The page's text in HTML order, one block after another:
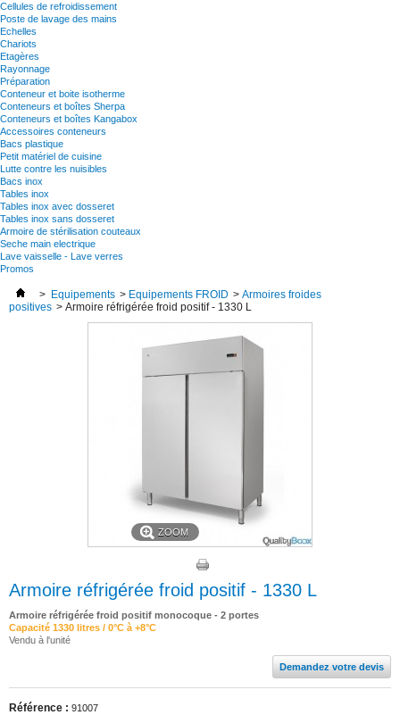
Cellules de refroidissement
Poste de lavage des mains
Echelles
Chariots
Etagères
Rayonnage
Préparation
Conteneur et boite isotherme
Conteneurs et boîtes Sherpa
Conteneurs et boîtes Kangabox
Accessoires conteneurs
Bacs plastique
Petit matériel de cuisine
Lutte contre les nuisibles
Bacs inox
Tables inox
Tables inox avec dosseret
Tables inox sans dosseret
Armoire de stérilisation couteaux
Seche main electrique
Lave vaisselle - Lave verres
Promos
> Equipements > Equipements FROID > Armoires froides
positives > Armoire réfrigérée froid positif - 1330 L
ZOOM
Armoire réfrigérée froid positif - 1330 L
Armoire réfrigérée froid positif monocoque - 2 portes
Capacité 1330 litres / 0°C à +8°C
Vendu à l'unité
Demandez votre devis
Référence : 91007